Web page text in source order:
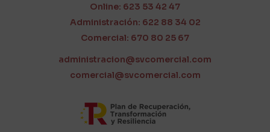
Online: 623 53 42 47
Administración: 622 88 34 02
Comercial: 670 80 25 67
administracion@svcomercial.com
comercial@svcomercial.com